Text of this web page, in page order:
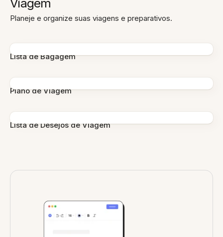
Viagem
Planeje e organize suas viagens e preparativos.
Lista de Bagagem
Plano de Viagem
Lista de Desejos de Viagem